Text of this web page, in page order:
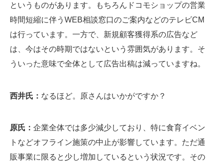
というものがあります。もちろんドコモショップの営業
時間短縮に伴うWEB相談窓口のご案内などのテレビCM
は行っています。一方で、新規顧客獲得系の広告など
は、今はその時期ではないという雰囲気があります。そ
ういった意味で全体として広告出稿は減っていますね。
西井氏： なるほど。原さんはいかがですか？
原氏： 企業全体では多少減少しており、特に食育イベン
トなどオフライン施策の中止が影響しています。ただ通
販事業に限ると少し増加しているという状況です。その